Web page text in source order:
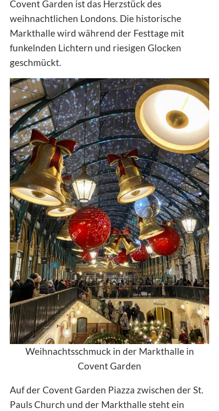
Covent Garden ist das Herzstück des
weihnachtlichen Londons. Die historische
Markthalle wird während der Festtage mit
funkelnden Lichtern und riesigen Glocken
geschmückt.
Weihnachtsschmuck in der Markthalle in
Covent Garden
Auf der Covent Garden Piazza zwischen der St.
Pauls Church und der Markthalle steht ein